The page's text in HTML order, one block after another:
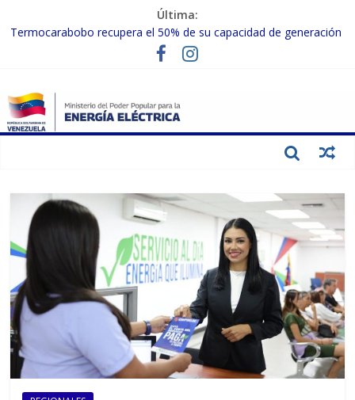
Última:
Termocarabobo recupera el 50% de su capacidad de generación
MPPEE avanza en la recuperación de infraestructuras eléctricas
Gobierno Nacional coordina acciones con el sector privado para
fortalecer el SEN ante el «Súper Niño»
Inspeccionan trabajos de rehabilitación en instalaciones del SEN